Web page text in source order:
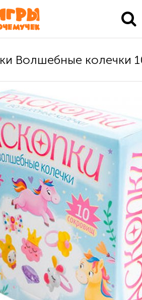
Волшебные колечки